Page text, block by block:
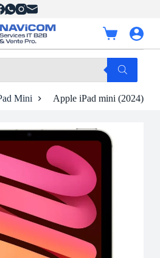
Panier
d’achat
Mini Apple iPad mini (2024)